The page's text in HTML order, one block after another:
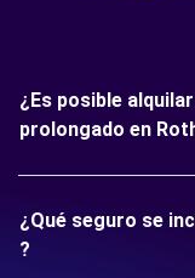
¿Es posible
prolongado en
¿Qué seguro se
?